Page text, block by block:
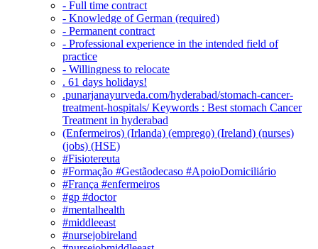
- Full time contract
- Knowledge of German (required)
- Permanent contract
- Professional experience in the intended field of
practice
- Willingness to relocate
. 61 days holidays!
.punarjanayurveda.com/hyderabad/stomach-cancer-
treatment-hospitals/ Keywords : Best stomach Cancer
Treatment in hyderabad
(Enfermeiros) (Irlanda) (emprego) (Ireland) (nurses)
(jobs) (HSE)
#Fisiotereuta
#Formação #Gestãodecaso #ApoioDomiciliário
#França #enfermeiros
#gp #doctor
#mentalhealth
#middleeast
#nursejobireland